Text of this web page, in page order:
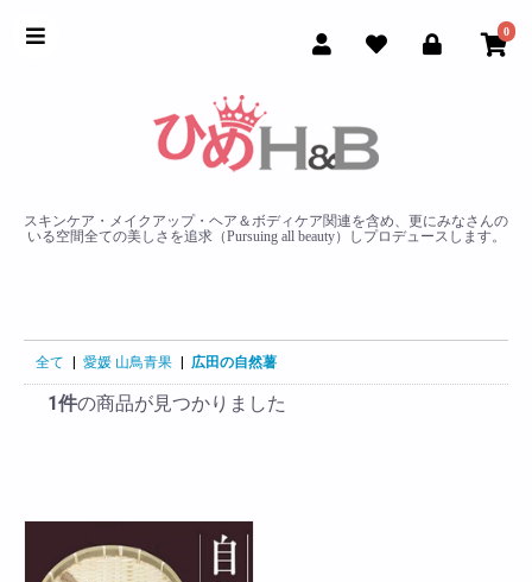
0
スキンケア・メイクアップ・ヘア＆ボディケア関連を含め、更にみなさんの
いる空間全ての美しさを追求（Pursuing all beauty）しプロデュースします。
全て | 愛媛 山鳥青果 | 広田の自然薯
1件の商品が見つかりました